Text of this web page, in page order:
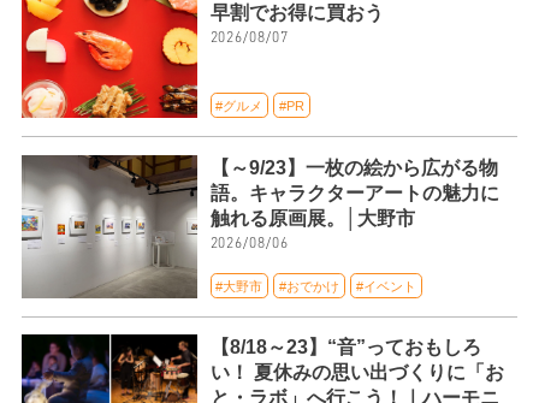
早割でお得に買おう
2026/08/07
#グルメ #PR
【～9/23】一枚の絵から広がる物
語。キャラクターアートの魅力に
触れる原画展。│大野市
2026/08/06
#大野市 #おでかけ #イベント
【8/18～23】“音”っておもしろ
い！ 夏休みの思い出づくりに「お
と・ラボ」へ行こう！｜ハーモニ